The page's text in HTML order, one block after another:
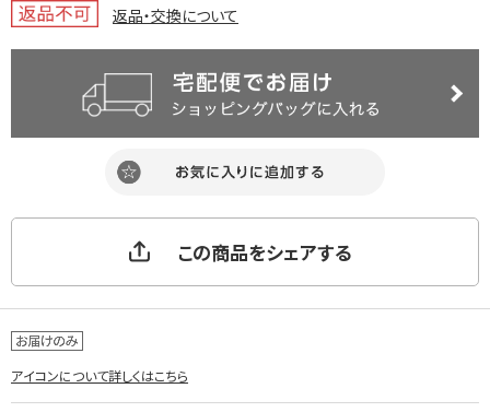
返品・交換について
この商品をシェアする
アイコンについて詳しくはこちら